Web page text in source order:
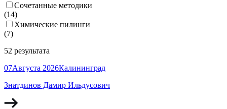
Сочетанные методики
(14)
Химические пилинги
(7)
52 результата
07Августа 2026Калининград
Знатдинов Дамир Ильдусович